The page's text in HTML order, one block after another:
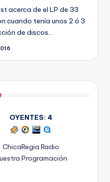
acerca de el LP de 33
cuando tenía unos 2 ó 3
de discos…
OYENTES: 4
ChicaRegia Radio
Programación